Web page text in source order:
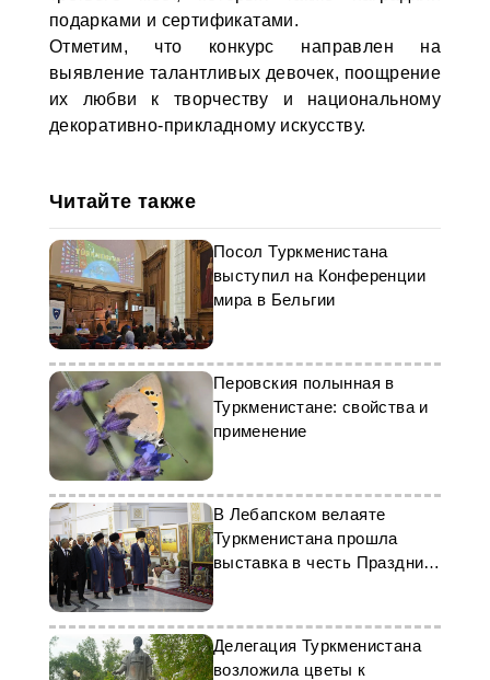
подарками и сертификатами.
Отметим, что конкурс направлен на
выявление талантливых девочек, поощрение
их любви к творчеству и национальному
декоративно-прикладному искусству.
Читайте также
Посол Туркменистана
выступил на Конференции
мира в Бельгии
Перовския полынная в
Туркменистане: свойства и
применение
В Лебапском велаяте
Туркменистана прошла
выставка в честь Праздника
урожая
Делегация Туркменистана
возложила цветы к